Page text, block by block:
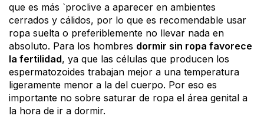
que es más `proclive a aparecer en ambientes
cerrados y cálidos, por lo que es recomendable usar
ropa suelta o preferiblemente no llevar nada en
absoluto. Para los hombres dormir sin ropa favorece
la fertilidad, ya que las células que producen los
espermatozoides trabajan mejor a una temperatura
ligeramente menor a la del cuerpo. Por eso es
importante no sobre saturar de ropa el área genital a
la hora de ir a dormir.